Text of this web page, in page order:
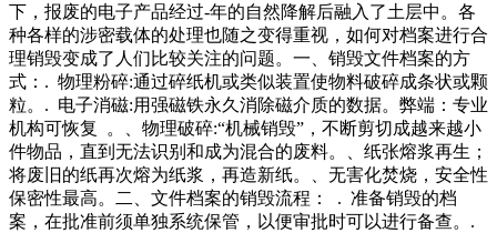
下，报废的电子产品经过-年的自然降解后融入了土层中。各
种各样的涉密载体的处理也随之变得重视，如何对档案进行合
理销毁变成了人们比较关注的问题。一、销毁文件档案的方
式：. 物理粉碎:通过碎纸机或类似装置使物料破碎成条状或颗
粒。. 电子消磁:用强磁铁永久消除磁介质的数据。弊端：专业
机构可恢复 。、物理破碎:“机械销毁”，不断剪切成越来越小
件物品，直到无法识别和成为混合的废料。、纸张熔浆再生；
将废旧的纸再次熔为纸浆，再造新纸。、无害化焚烧，安全性
保密性最高。二、文件档案的销毁流程： . 准备销毁的档
案，在批准前须单独系统保管，以便审批时可以进行备查。.